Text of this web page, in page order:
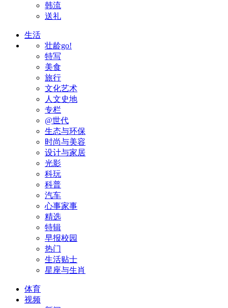
韩流
送礼
生活
壮龄go!
特写
美食
旅行
文化艺术
人文史地
专栏
@世代
生态与环保
时尚与美容
设计与家居
光影
科玩
科普
汽车
心事家事
精选
特辑
早报校园
热门
生活贴士
星座与生肖
体育
视频